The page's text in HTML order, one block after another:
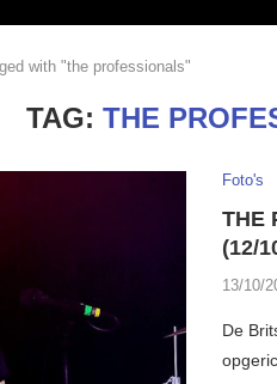
with "the professionals"
TAG:THE
Foto's
THE
(12/
13/10/
De